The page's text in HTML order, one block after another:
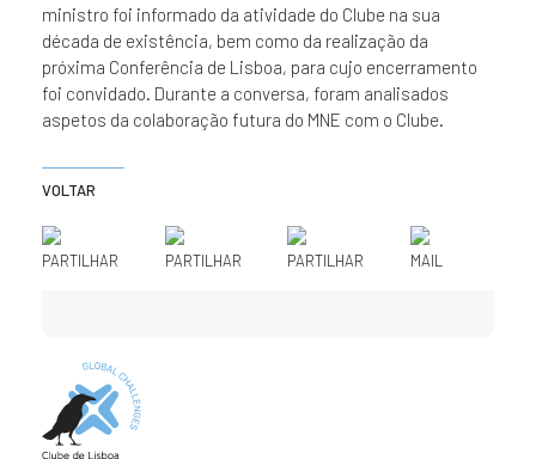
ministro foi informado da atividade do Clube na sua
década de existência, bem como da realização da
próxima Conferência de Lisboa, para cujo encerramento
foi convidado. Durante a conversa, foram analisados
aspetos da colaboração futura do MNE com o Clube.
VOLTAR
PARTILHAR PARTILHAR PARTILHAR MAIL